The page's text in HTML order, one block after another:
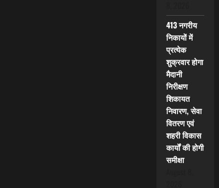
413 नगरीय
निकायों में
प्रत्येक
शुक्रवार होगा
मैदानी
निरीक्षण
शिकायत
निवारण, सेवा
वितरण एवं
शहरी विकास
कार्यों की होगी
समीक्षा